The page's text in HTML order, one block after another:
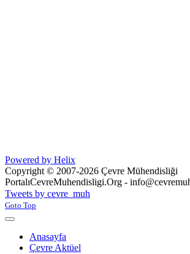
Powered by Helix
Copyright © 2007-2026 Çevre Mühendisliği
PortalıCevreMuhendisligi.Org -
Joomla! 3 Templates
Tweets by cevre_muh
Goto Top
Anasayfa
Çevre Aktüel